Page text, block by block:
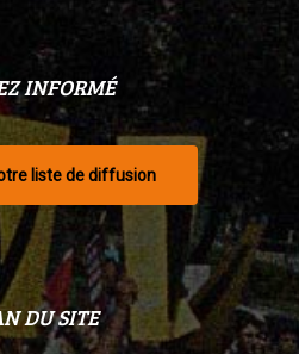
INFORMÉ
liste de diffusion
DU SITE